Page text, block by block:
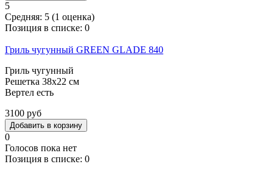
5
Средняя: 5 (1 оценка)
Позиция в списке: 0
Гриль чугунный GREEN GLADE 840
Гриль чугунный
Решетка 38х22 см
Вертел есть
3100 руб
0
Голосов пока нет
Позиция в списке: 0